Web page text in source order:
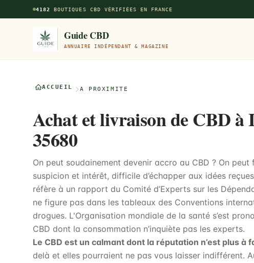
Aller au contenu principal
4182 BOUTIQUES CBD VÉRIFIÉES EN FRANCE
Guide CBD
ANNUAIRE INDÉPENDANT & MAGAZINE
ACCUEIL À PROXIMITÉ
Achat et livraison de CBD à
35680
On peut soudainement devenir accro au CBD ? On
suspicion et intérêt, difficile d’échapper aux idées reçues
réfère à un rapport du Comité d’Experts sur les
ne figure pas dans les tableaux des Conventions
drogues. L'Organisation mondiale de la santé s’est
CBD dont la consommation n’inquiète pas les experts.
Le CBD est un calmant dont la réputation n’est plus à
delà et elles pourraient ne pas vous laisser indifférent.